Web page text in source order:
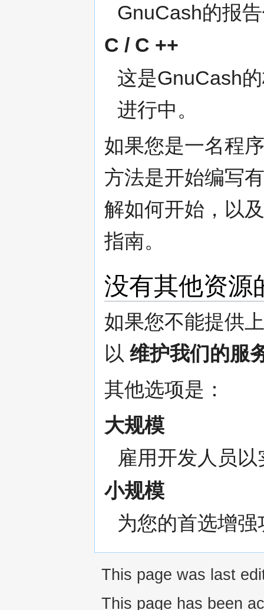
GnuCash的报
C / C ++
这是GnuCash
进行中。
如果您是一名程
方法是开始编写
解如何开始，以
指南。
没有其他资源
如果您不能提供
以 维护我们的服
其他选项是：
大规模
雇用开发人员
小规模
为您的首选增
This page was last
This page has been